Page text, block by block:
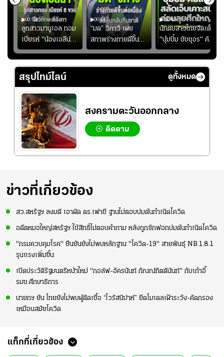
00:52
ลูกสาวมานูเอล ทอม
เบียรห์ "น้องเอลีน่า"
วัย 8 ขวบ โชว์ตี
ลังกาสุดพริ้ว
00:51
“มด” วิภาวี เผย
สภาพร่างกายดีขึ้น
อย่างต่อเนื่อง พร้อม
พยายามลงสนามให้
02:40
นักตบสาวไทยจัดเต็ม
"บุ๋มบิ๋ม ชัชชุอร" คัม
แบ็ก ศึก" SEA V
CUP 2026" เลก
สอง!!
สรุปไทม์ไลน์ ดูทั้งหมด
สงครามตะวันออกกลาง
ติดตาม
ข่าวที่เกี่ยวข้อง
สว.สหรัฐฯ ลงมติ เอาผิด ดร.เฟาชี ฐานไม่ตอบปมต้นกำเนิดโควิด
อดีตหมอใหญ่สหรัฐฯ ใช้สิทธิ์ไม่ตอบคำถาม หลังถูกซักฟอกปมต้นกำเนิดโควิด
"กรมควบคุมโรค" ยืนยันยังไม่พบหลักฐาน "โควิด-19" สายพันธุ์ NB.1.8.1
รุนแรงเพิ่มขึ้น
เปิดประวัติรัฐมนตรีหน้าใหม่ "กอล์ฟ-อัครนันท์ กัณณ์กิตตินันท์" กับเก้าอี้
รมช.ศึกษาธิการ
นายกฯ ยัน ไทยยังไม่พบผู้ติดเชื้อ “ไวรัสนิปาห์” ยึดโมเดลเฝ้าระวัง-คัดกรอง
เหมือนสมัยโควิด
แท็กที่เกี่ยวข้อง